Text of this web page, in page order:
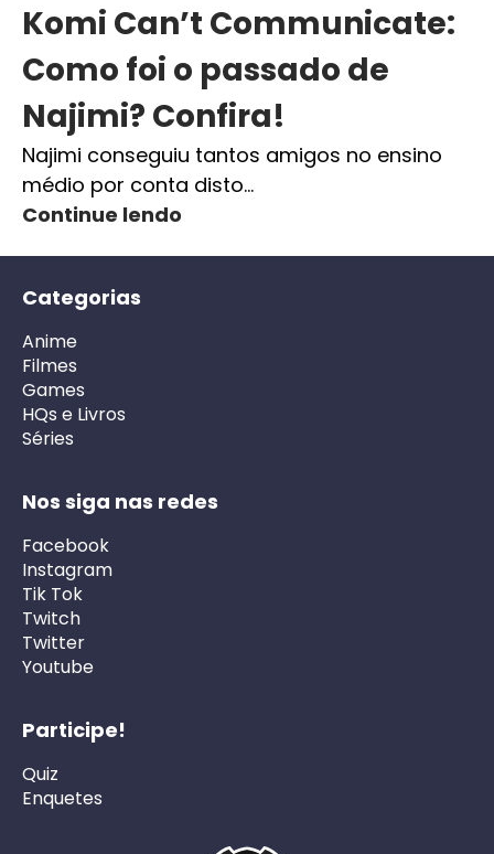
Komi Can’t Communicate:
Como foi o passado de
Najimi? Confira!
Najimi conseguiu tantos amigos no ensino
médio por conta disto…
Continue lendo
Categorias
Anime
Filmes
Games
HQs e Livros
Séries
Nos siga nas redes
Facebook
Instagram
Tik Tok
Twitch
Twitter
Youtube
Participe!
Quiz
Enquetes